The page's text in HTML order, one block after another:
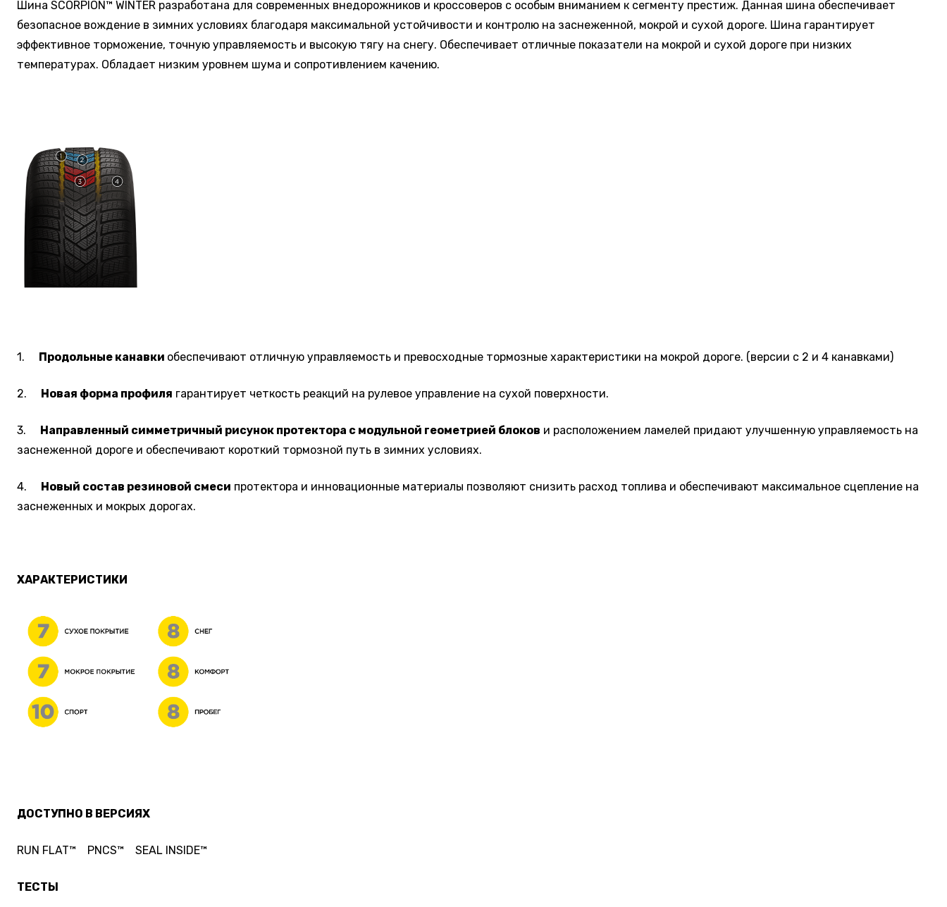
Шина SCORPION™ WINTER разработана для современных внедорожников и кроссоверов с особым вниманием к сегменту престиж. Данная шина обеспечивает
безопасное вождение в зимних условиях благодаря максимальной устойчивости и контролю на заснеженной, мокрой и сухой дороге. Шина гарантирует
эффективное торможение, точную управляемость и высокую тягу на снегу. Обеспечивает отличные показатели на мокрой и сухой дороге при низких
температурах. Обладает низким уровнем шума и сопротивлением качению.
1. Продольные канавки обеспечивают отличную управляемость и превосходные тормозные характеристики на мокрой дороге. (версии с 2 и 4 канавками)
2. Новая форма профиля гарантирует четкость реакций на рулевое управление на сухой поверхности.
3. Направленный симметричный рисунок протектора с модульной геометрией блоков и расположением ламелей придают улучшенную управляемость на
заснеженной дороге и обеспечивают короткий тормозной путь в зимних условиях.
4. Новый состав резиновой смеси протектора и инновационные материалы позволяют снизить расход топлива и обеспечивают максимальное сцепление на
заснеженных и мокрых дорогах.
ХАРАКТЕРИСТИКИ
ДОСТУПНО В ВЕРСИЯХ
RUN FLAT™ PNCS™ SEAL INSIDE™
ТЕСТЫ